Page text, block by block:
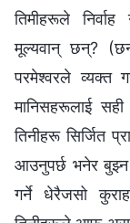
तिमीहरूले
मूल्यवान् छन्?
परमेश्‍वरले व्यक्त
मानिसहरूलाई
तिनीहरू सिर्जित
आउनुपर्छ भनेर
गर्ने धेरैजसो